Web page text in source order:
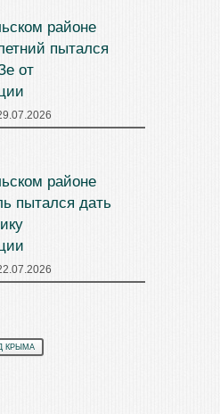
районе
пытался
от
районе
пытался дать
КРЫМА